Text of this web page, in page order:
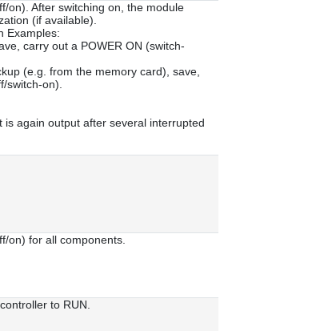
on). After switching on, the module
(if available).
Examples:
carry out a POWER ON (switch-
(e.g. from the memory card), save,
switch-on).
again output after several interrupted
on) for all components.
to RUN.